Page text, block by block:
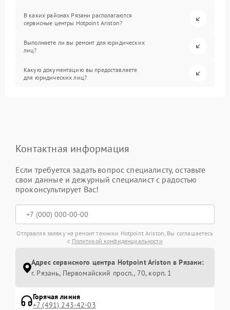
В каких районах Рязани располагаются
сервисные центры Hotpoint Ariston?
Выполняете ли вы ремонт для юридических
лиц?
Какую документацию вы предоставляете
для юридических лиц?
Контактная информация
Если требуется задать вопрос специалисту, оставьте
свои данные и дежурный специалист с радостью
проконсультирует Вас!
Отправляя заявку на ремонт техники Hotpoint Ariston, Вы соглашаетесь
с Политикой конфиденциальности
Адрес сервисного центра Hotpoint Ariston в Рязани:
г. Рязань, Первомайский просп., 70, корп. 1
Горячая линия
+7 (491) 243-42-03